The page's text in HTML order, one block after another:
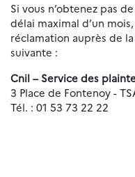
Si vous n’obtenez pas
délai maximal d’un
réclamation auprès de la
suivante :
Cnil – Service des
3 Place de Fontenoy -
Tél. : 01 53 73 22 22